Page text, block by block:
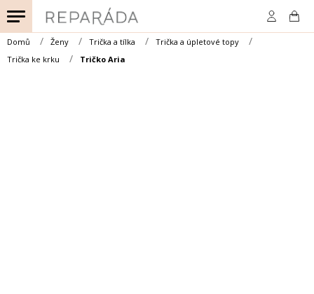
na
obsah
Domů Ženy Trička a tílka
Trička a úpletové topy
Trička ke krku
Tričko Aria